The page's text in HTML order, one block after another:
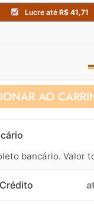
Compre
AO
bancário. Valor